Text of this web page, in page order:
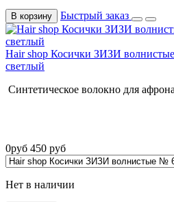
В корзину Быстрый заказ
Hair shop Косички ЗИЗИ
светлый
Синтетическое волокно для
0руб 450 руб
Нет в наличии